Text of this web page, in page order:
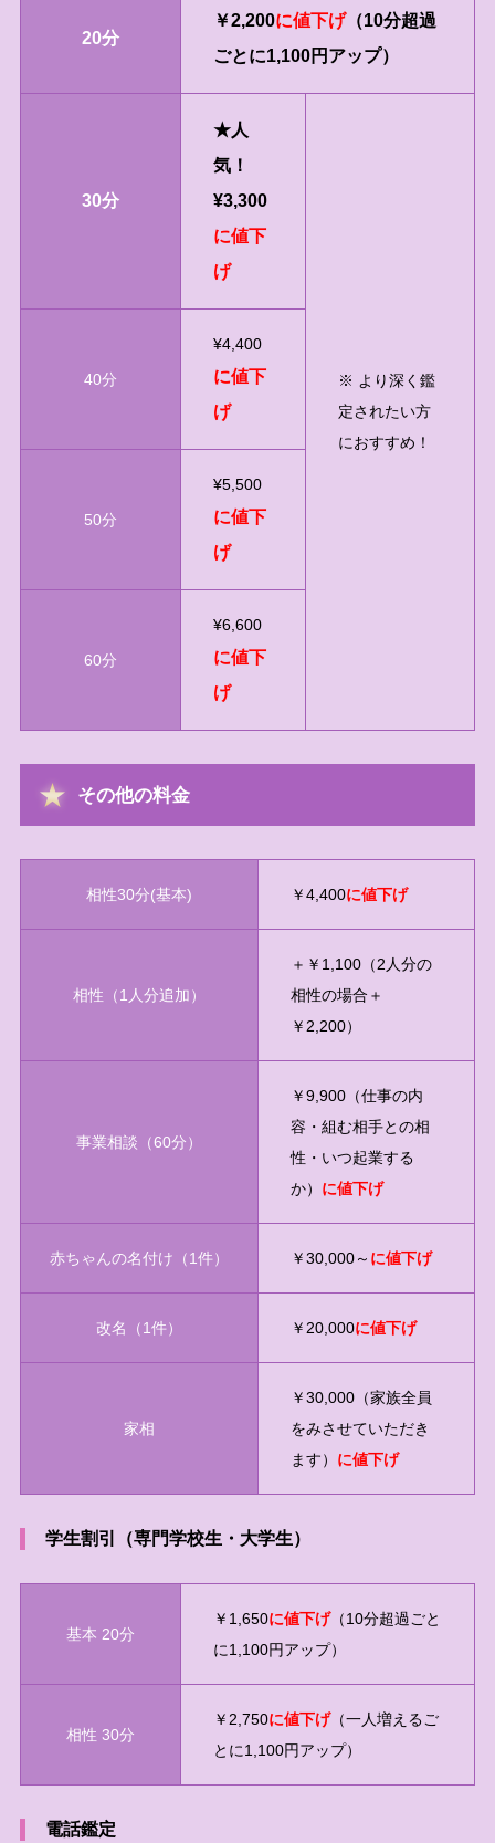
20分
￥2,200に値下げ（10分超過
ごとに1,100円アップ）
30分
★人
気！
¥3,300
に値下
げ
※ より深く鑑
定されたい方
におすすめ！
40分
¥4,400
に値下
げ
50分
¥5,500
に値下
げ
60分
¥6,600
に値下
げ
その他の料金
相性30分(基本) ￥4,400に値下げ
相性（1人分追加）
＋￥1,100（2人分の
相性の場合＋
￥2,200）
事業相談（60分）
￥9,900（仕事の内
容・組む相手との相
性・いつ起業する
か） に値下げ
赤ちゃんの名付け（1件） ￥30,000～ に値下げ
改名（1件） ￥20,000に値下げ
家相
￥30,000（家族全員
をみさせていただき
ます） に値下げ
学生割引（専門学校生・大学生）
基本 20分
￥1,650に値下げ（10分超過ごと
に1,100円アップ）
相性 30分
￥2,750に値下げ（一人増えるご
とに1,100円アップ）
電話鑑定